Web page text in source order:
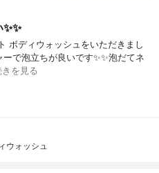
ボディウォッシュをいただきまし
で泡立ちが良いです✨✨泡だてネ
きを見る
ウォッシュ